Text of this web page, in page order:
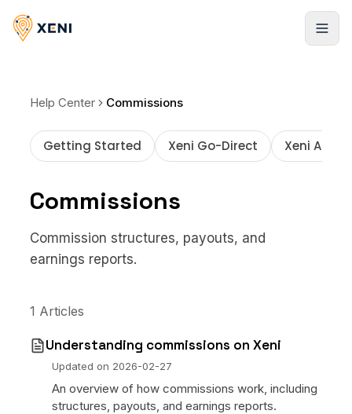
Registrarse
Help Center Commissions
Getting Started Xeni Go-Direct Xeni API
Commissions
Commission structures, payouts, and
earnings reports.
1 Articles
Understanding commissions on Xeni
Updated on 2026-02-27
An overview of how commissions work, including
structures, payouts, and earnings reports.